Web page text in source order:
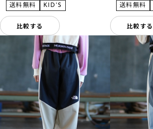
比較する 比較する